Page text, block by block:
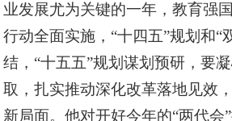
业发展尤为关键的一年，教育强
行动全面实施，“十四五”规划和“
结，“十五五”规划谋划预研，要
取，扎实推动深化改革落地见效
新局面。他对开好今年的“两代会